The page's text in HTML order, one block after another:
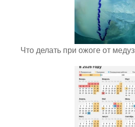
Что делать при ожоге от